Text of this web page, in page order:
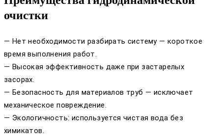
очистки
— Нет необходимости разбирать систему — короткое
время выполнения работ.
— Высокая эффективность даже при застарелых
засорах.
— Безопасность для материалов труб — исключает
механическое повреждение.
— Экологичность: используется чистая вода без
химикатов.